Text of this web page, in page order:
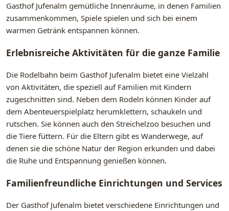
Gasthof Jufenalm gemütliche Innenräume, in denen Familien
zusammenkommen, Spiele spielen und sich bei einem
warmen Getränk entspannen können.
Erlebnisreiche Aktivitäten für die ganze Familie
Die Rodelbahn beim Gasthof Jufenalm bietet eine Vielzahl
von Aktivitäten, die speziell auf Familien mit Kindern
zugeschnitten sind. Neben dem Rodeln können Kinder auf
dem Abenteuerspielplatz herumklettern, schaukeln und
rutschen. Sie können auch den Streichelzoo besuchen und
die Tiere füttern. Für die Eltern gibt es Wanderwege, auf
denen sie die schöne Natur der Region erkunden und dabei
die Ruhe und Entspannung genießen können.
Familienfreundliche Einrichtungen und Services
Der Gasthof Jufenalm bietet verschiedene Einrichtungen und